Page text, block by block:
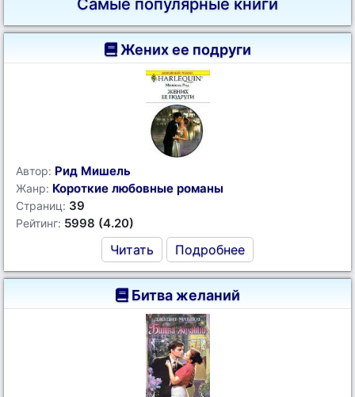
Самые популярные книги
Жених ее подруги
Автор: Рид Мишель
Жанр: Короткие любовные романы
Страниц: 39
Рейтинг: 5998 (4.20)
Читать Подробнее
Битва желаний